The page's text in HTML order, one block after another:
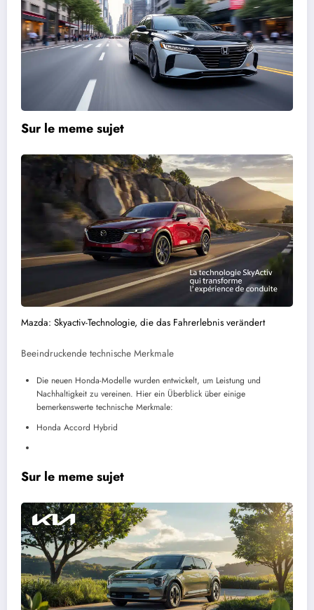
Sur le meme sujet
Mazda: Skyactiv-Technologie, die das Fahrerlebnis verändert
Beeindruckende technische Merkmale
Die neuen Honda-Modelle wurden entwickelt, um Leistung und
Nachhaltigkeit zu vereinen. Hier ein Überblick über einige
bemerkenswerte technische Merkmale:
Honda Accord Hybrid
Sur le meme sujet